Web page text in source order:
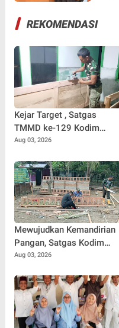
REKOMENDASI
Kejar Target , Satgas
TMMD ke-129 Kodim
0102/Pidie Lembur Pasang
Hari
Aug 03, 2026
Mewujudkan Kemandirian
Pangan, Satgas Kodim
0102/Pidie Bangun
untuk Warga
Aug 03, 2026